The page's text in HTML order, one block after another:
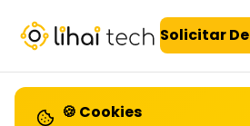
LiHai - Página inicial Solicitar
VOLTAR PARA O BLOG
🍪 Cookies